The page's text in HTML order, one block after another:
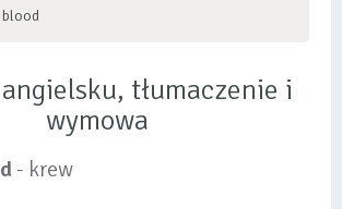
blood
tłumaczenie i
wymowa
- krew